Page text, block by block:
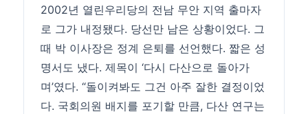
2002년 열린우리당의 전남 무안 지역 출마자
로 그가 내정됐다. 당선만 남은 상황이었다. 그
때 박 이사장은 정계 은퇴를 선언했다. 짧은 성
명서도 냈다. 제목이 ‘다시 다산으로 돌아가
며’였다. “돌이켜봐도 그건 아주 잘한 결정이었
다. 국회의원 배지를 포기할 만큼, 다산 연구는